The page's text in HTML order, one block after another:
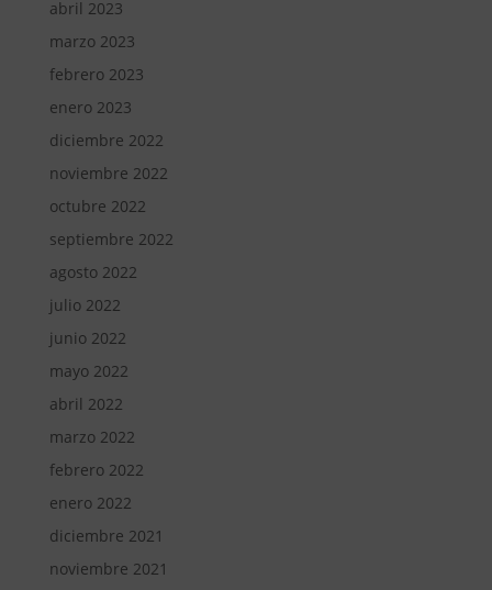
abril 2023
marzo 2023
febrero 2023
enero 2023
diciembre 2022
noviembre 2022
octubre 2022
septiembre 2022
agosto 2022
julio 2022
junio 2022
mayo 2022
abril 2022
marzo 2022
febrero 2022
enero 2022
diciembre 2021
noviembre 2021